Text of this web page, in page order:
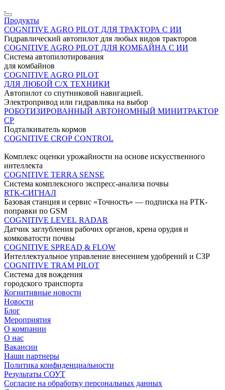
Продукты
COGNITIVE AGRO PILOT ДЛЯ ТРАКТОРА С ИИ
Гидравлический автопилот для любых видов тракторов
COGNITIVE AGRO PILOT ДЛЯ КОМБАЙНА С ИИ
Система автопилотирования
для комбайнов
COGNITIVE AGRO PILOT
ДЛЯ ЛЮБОЙ С/Х ТЕХНИКИ
Автопилот со спутниковой навигацией.
Электропривод или гидравлика на выбор
РОБОТИЗИРОВАННЫЙ АВТОНОМНЫЙ МИНИТРАКТОР
CP
Подталкиватель кормов
COGNITIVE CROP CONTROL
Комплекс оценки урожайности на основе искусственного
интеллекта
COGNITIVE TERRA SENSE
Система комплексного экспресс-анализа почвы
RTK-СИГНАЛ
Базовая станция и сервис «Точность» — подписка на РТК-
поправки по GSM
COGNITIVE LEVEL RADAR
Датчик заглубления рабочих органов, крена орудия и
комковатости почвы
COGNITIVE SPREAD & FLOW
Интеллектуальное управление внесением удобрений и СЗР
COGNITIVE TRAM PILOT
Система для вождения
городского транспорта
Когнитивные новости
Новости
Блог
Мероприятия
О компании
О нас
Вакансии
Наши партнеры
Политика конфиденциальности
Результаты СОУТ
Согласие на обработку персональных данных